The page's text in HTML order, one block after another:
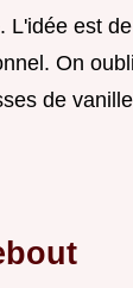
est
On
de